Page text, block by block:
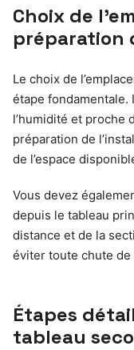
Choix de
préparation
Le choix de
étape
l’humidité et proche
préparation de
de l’espace
Vous devez
depuis le tableau
distance et de la
éviter toute chute
Étapes
tableau